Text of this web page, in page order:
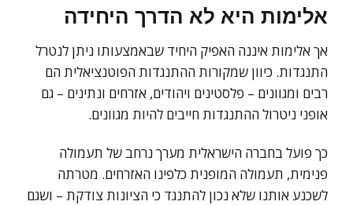
אלימות היא לא הדרך היחידה
אך אלימות איננה האפיק היחיד שבאמצעותו ניתן לנטרל
התנגדות. כיוון שמקורות ההתנגדות הפוטנציאלית הם
רבים ומגוונים – פלסטינים ויהודים, אזרחים ונתינים – גם
אופני ניטרול ההתנגדות חייבים להיות מגוונים.
כך פועל בחברה הישראלית מערך נרחב של תעמולה
פנימית, תעמולה המופנית כלפינו האזרחים. מטרתה
לשכנע אותנו שלא נכון להתנגד כי הציונות צודקת – ושגם